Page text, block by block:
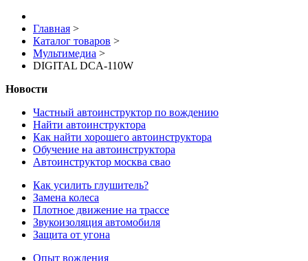
Главная >
Каталог товаров >
Мультимедиа >
DIGITAL DCA-110W
Новости
Частный автоинструктор по вождению
Найти автоинструктора
Как найти хорошего автоинструктора
Обучение на автоинструктора
Автоинструктор москва свао
Как усилить глушитель?
Замена колеса
Плотное движение на трассе
Звукоизоляция автомобиля
Защита от угона
Опыт вождения